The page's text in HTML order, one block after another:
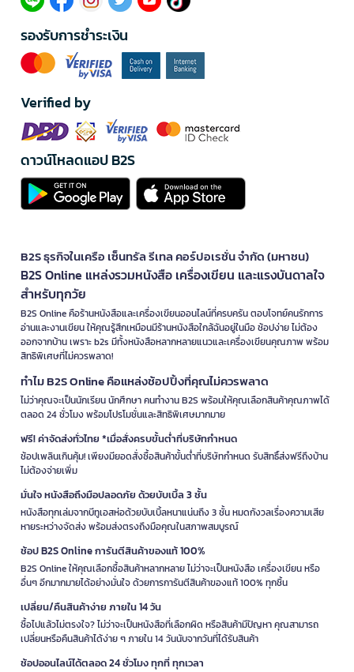
รองรับการชำระเงิน
Verified by
ดาวน์โหลดแอป B2S
B2S ธุรกิจในเครือ เซ็นทรัล รีเทล คอร์ปอเรชั่น จำกัด (มหาชน)
B2S Online แหล่งรวมหนังสือ เครื่องเขียน และแรงบันดาลใจ
สำหรับทุกวัย
B2S Online คือร้านหนังสือและเครื่องเขียนออนไลน์ที่ครบครัน ตอบโจทย์คนรักการ
อ่านและงานเขียน ให้คุณรู้สึกเหมือนมีร้านหนังสือใกล้ฉันอยู่ในมือ ช้อปง่าย ไม่ต้อง
ออกจากบ้าน เพราะ b2s มีทั้งหนังสือหลากหลายแนวและเครื่องเขียนคุณภาพ พร้อม
สิทธิพิเศษที่ไม่ควรพลาด!
ทำไม B2S Online คือแหล่งช้อปปิ้งที่คุณไม่ควรพลาด
ไม่ว่าคุณจะเป็นนักเรียน นักศึกษา คนทำงาน B2S พร้อมให้คุณเลือกสินค้าคุณภาพได้
ตลอด 24 ชั่วโมง พร้อมโปรโมชั่นและสิทธิพิเศษมากมาย
ฟรี! ค่าจัดส่งทั่วไทย *เมื่อสั่งครบขั้นต่ำที่บริษัทกำหนด
ช้อปเพลินเกินคุ้ม! เพียงมียอดสั่งซื้อสินค้าขั้นต่ำที่บริษัทกำหนด รับสิทธิ์ส่งฟรีถึงบ้าน
ไม่ต้องจ่ายเพิ่ม
มั่นใจ หนังสือถึงมือปลอดภัย ด้วยบับเบิ้ล 3 ชั้น
หนังสือทุกเล่มจากบีทูเอสห่อด้วยบับเบิ้ลหนาแน่นถึง 3 ชั้น หมดกังวลเรื่องความเสีย
หายระหว่างจัดส่ง พร้อมส่งตรงถึงมือคุณในสภาพสมบูรณ์
ช้อป B2S Online การันตีสินค้าของแท้ 100%
B2S Online ให้คุณเลือกซื้อสินค้าหลากหลาย ไม่ว่าจะเป็นหนังสือ เครื่องเขียน หรือ
อื่นๆ อีกมากมายได้อย่างมั่นใจ ด้วยการการันตีสินค้าของแท้ 100% ทุกชิ้น
เปลี่ยน/คืนสินค้าง่าย ภายใน 14 วัน
ซื้อไปแล้วไม่ตรงใจ? ไม่ว่าจะเป็นหนังสือที่เลือกผิด หรือสินค้ามีปัญหา คุณสามารถ
เปลี่ยนหรือคืนสินค้าได้ง่าย ๆ ภายใน 14 วันนับจากวันที่ได้รับสินค้า
ช้อปออนไลน์ได้ตลอด 24 ชั่วโมง ทุกที่ ทุกเวลา